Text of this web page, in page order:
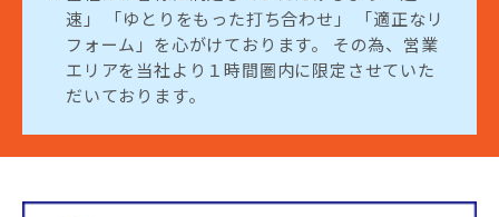
速」 「ゆとりをもった打ち合わせ」 「適正なリ
フォーム」を心がけております。 その為、営業
エリアを当社より１時間圏内に限定させていた
だいております。